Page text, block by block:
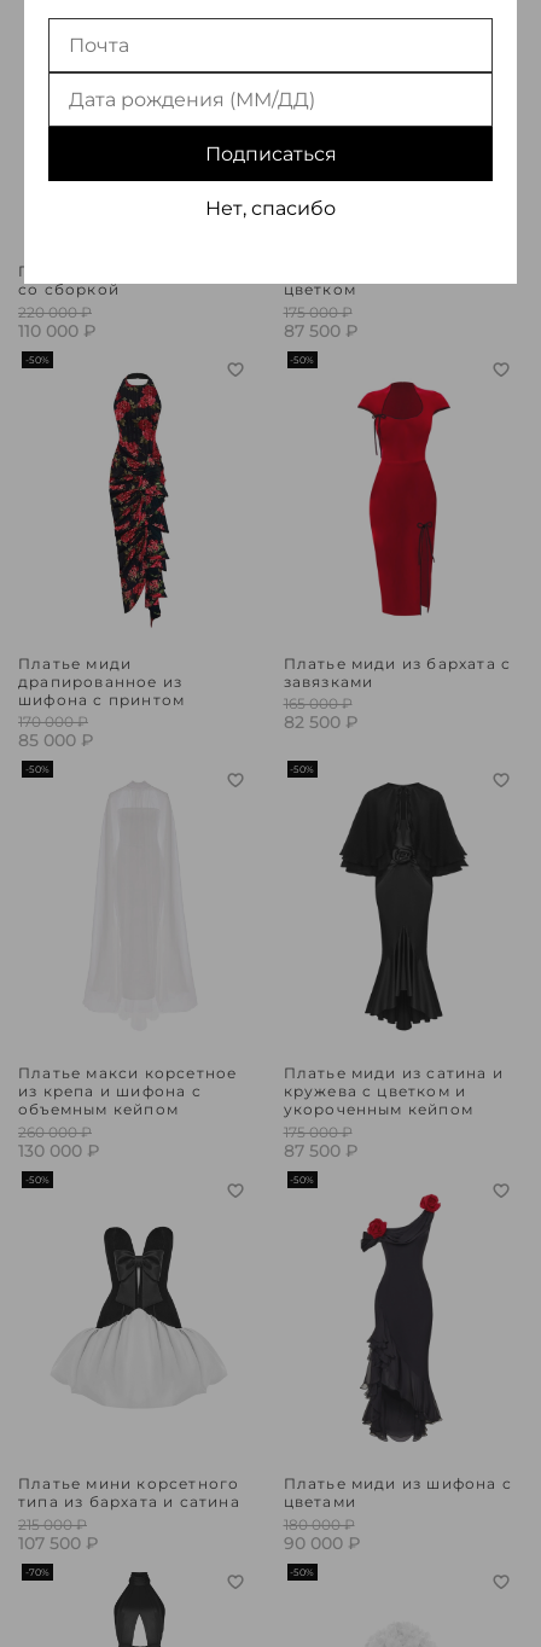
Платье макси из пайеток
со сборкой
220 000 ₽
110 000 ₽
цветком
175 000 ₽
87 500 ₽
-50%
Платье миди
драпированное из
шифона с принтом
170 000 ₽
85 000 ₽
-50%
Платье миди из бархата с
завязками
165 000 ₽
82 500 ₽
-50%
Платье макси корсетное
из крепа и шифона с
объемным кейпом
260 000 ₽
130 000 ₽
-50%
Платье миди из сатина и
кружева с цветком и
укороченным кейпом
175 000 ₽
87 500 ₽
-50%
Платье мини корсетного
типа из бархата и сатина
215 000 ₽
107 500 ₽
-50%
Платье миди из шифона с
цветами
180 000 ₽
90 000 ₽
-70% -50%
Подписаться
Нет, спасибо